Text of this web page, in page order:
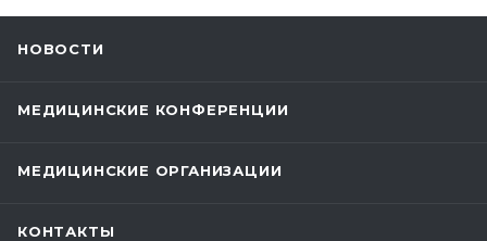
НОВОСТИ
МЕДИЦИНСКИЕ КОНФЕРЕНЦИИ
МЕДИЦИНСКИЕ ОРГАНИЗАЦИИ
КОНТАКТЫ